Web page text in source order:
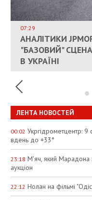
КАНДИДАТ В
ЕС ПРЕКРАТИТЬ
УКРАИНЕ
07:29
АНАЛІТИКИ
"БАЗОВИЙ"
В УКРАЇНІ
ВЛАСНИКАМ
ДОЗВОЛИЛИ НЕ
ИНТЕГРАЦИЯ
СОСТОИТСЯ В
РЮТТЕ
ПАЛИВНИЙ
АНАЛІТИКИ
СПЕКУЛЯЦІЇ
ЛЕНТА НОВОСТЕЙ
00:02 Укргідрометцентр: 9
вдень до +33°
23:18 М'яч, який Марадона
аукціон
22:12 Нолан на фільмі